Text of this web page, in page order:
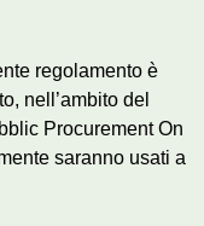
regolamento è
nell’ambito del
Procurement On
saranno usati a